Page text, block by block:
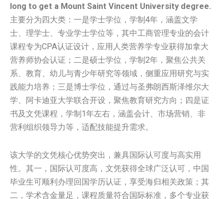
long to get a Mount Saint Vincent University degree.
主要分为四大类：一是学士学位，学制4年，涵盖文学
士、理学士、专业学士学位等，其中工商管理专业的会计
课程专为CPA认证设计，应用人类营养学专业获得加拿大
营养师协会认证；二是硕士学位，学制2年，聚焦公共关
系、教育、幼儿与青少年研究等领域，侧重应用研究与实
践能力培养；三是博士学位，通过与圣弗朗西斯泽维尔大
学、阿卡迪亚大学联合开设，聚焦教育研究方向；四是证
书及文凭课程，学制1年左右，涵盖会计、市场营销、非
营利组织领导力等，适配技能提升需求。
该大学的文凭核心优势突出，兼具国际认可度与高实用
性。其一，国际认可度高，文凭获得全球广泛认可，中国
毕业生可顺利办理回国学历认证，享受海归相关政策；其
二，学术含金量足，课程质量符合国际标准，多个专业获